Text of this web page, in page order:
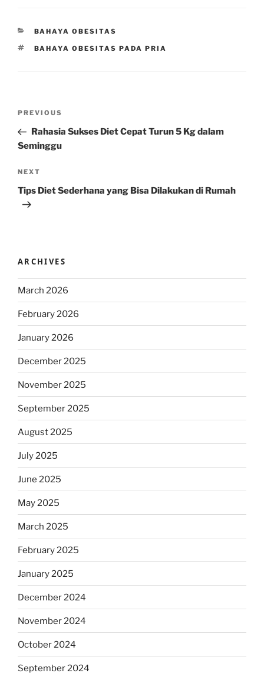
CATEGORIES
BAHAYA OBESITAS
TAGS
BAHAYA OBESITAS PADA PRIA
Previous
Post
PREVIOUS
Rahasia Sukses Diet Cepat Turun 5 Kg dalam
Seminggu
Next
Post
NEXT
Tips Diet Sederhana yang Bisa Dilakukan di Rumah
ARCHIVES
March 2026
February 2026
January 2026
December 2025
November 2025
September 2025
August 2025
July 2025
June 2025
May 2025
March 2025
February 2025
January 2025
December 2024
November 2024
October 2024
September 2024